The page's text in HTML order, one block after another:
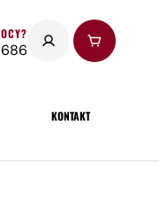
KONTAKT